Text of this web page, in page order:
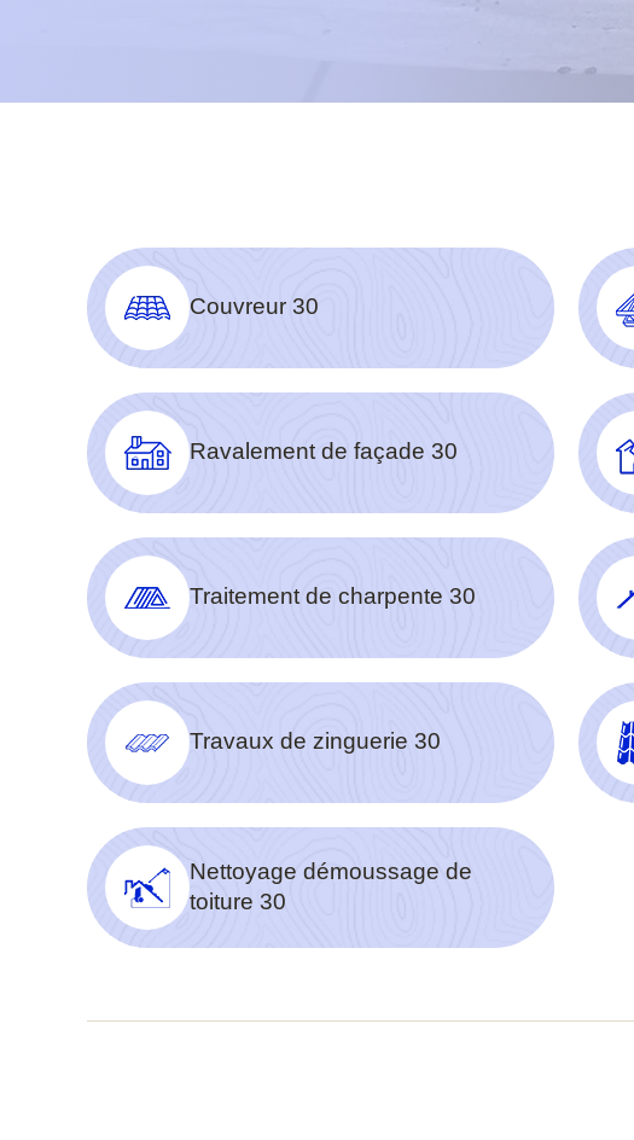
Couvreur 30
Ravalement de façade 30
Traitement de charpente 30
Travaux de zinguerie 30
Nettoyage démoussage de
toiture 30